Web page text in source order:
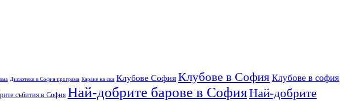
Дискотеки в София програма Каране на ски Клубове София Клубове в София Клубове в софия
cъбития в София Най-добрите барове в СофияНай-добрите